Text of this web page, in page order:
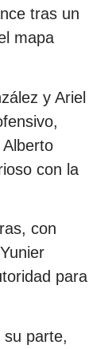
tras un
mapa
y Ariel
con la
con
para
su parte,